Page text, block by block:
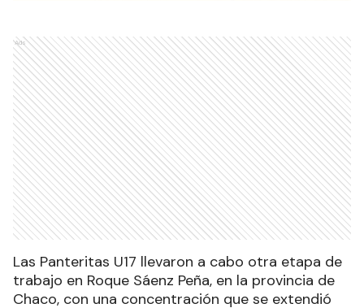
Ads
Las Panteritas U17 llevaron a cabo otra etapa de
trabajo en Roque Sáenz Peña, en la provincia de
Chaco, con una concentración que se extendió